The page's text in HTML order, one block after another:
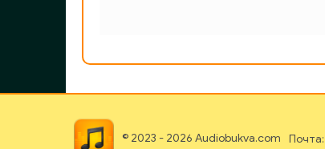
© 2023 - 2026 Audiobukva.com